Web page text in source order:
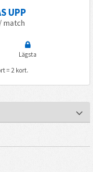
UPP
match
Lägsta
= 2 kort.